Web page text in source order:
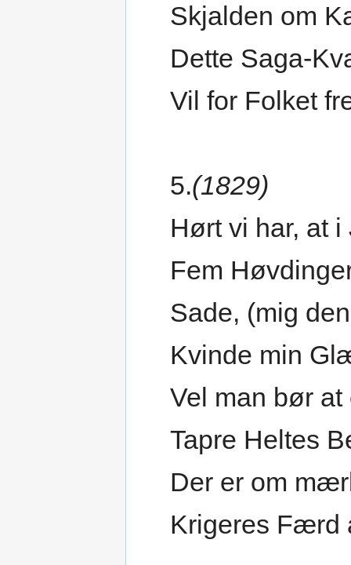
Skjalden om
Dette Saga-
Vil for Folket
5.(1829)
Hørt vi har, at i
Fem
Sade, (mig
Kvinde min
Vel man bør at
Tapre Heltes
Der er om
Krigeres Færd